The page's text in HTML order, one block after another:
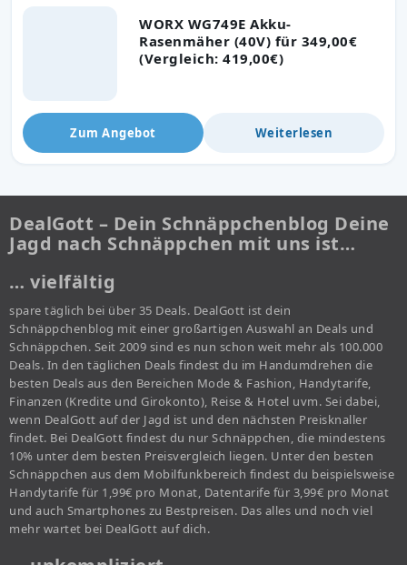
WORX WG749E Akku-
Rasenmäher (40V) für 349,00€
(Vergleich: 419,00€)
Zum Angebot Weiterlesen
DealGott – Dein Schnäppchenblog Deine
Jagd nach Schnäppchen mit uns ist…
… vielfältig
spare täglich bei über 35 Deals. DealGott ist dein
Schnäppchenblog mit einer großartigen Auswahl an Deals und
Schnäppchen. Seit 2009 sind es nun schon weit mehr als 100.000
Deals. In den täglichen Deals findest du im Handumdrehen die
besten Deals aus den Bereichen Mode & Fashion, Handytarife,
Finanzen (Kredite und Girokonto), Reise & Hotel uvm. Sei dabei,
wenn DealGott auf der Jagd ist und den nächsten Preisknaller
findet. Bei DealGott findest du nur Schnäppchen, die mindestens
10% unter dem besten Preisvergleich liegen. Unter den besten
Schnäppchen aus dem Mobilfunkbereich findest du beispielsweise
Handytarife für 1,99€ pro Monat, Datentarife für 3,99€ pro Monat
und auch Smartphones zu Bestpreisen. Das alles und noch viel
mehr wartet bei DealGott auf dich.